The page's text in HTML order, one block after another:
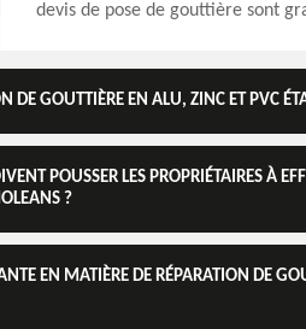
devis de pose de gouttière sont
DE GOUTTIÈRE EN ALU, ZINC ET PVC
POUSSER LES PROPRIÉTAIRES À
?
EN MATIÈRE DE RÉPARATION DE